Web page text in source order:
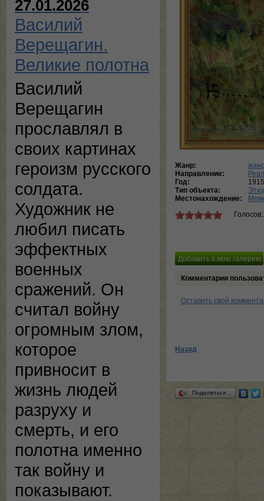
27.01.2026
Василий
Верещагин.
Великие полотна
Василий
Верещагин
прославлял в
своих картинах
героизм русского
солдата.
Художник не
любил писать
эффектных
военных
сражений. Он
считал войну
огромным злом,
которое
привносит в
жизнь людей
разруху и
смерть, и его
полотна именно
так войну и
показывают.
Жанр:
Направление:
Год:
1915
Тип объекта:
Местонахождение:
Комментарии
Оставить свой
Назад
Поделиться…